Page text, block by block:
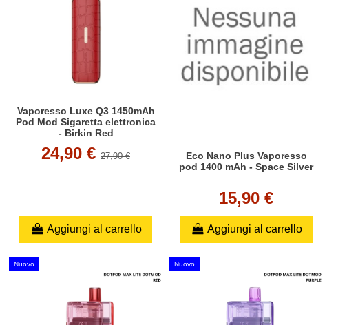
Vaporesso Luxe Q3 1450mAh
Pod Mod Sigaretta elettronica
- Birkin Red
24,90 € 27,90 €
Aggiungi al carrello
Eco Nano Plus Vaporesso
pod 1400 mAh - Space Silver
15,90 €
Aggiungi al carrello
Nuovo Nuovo